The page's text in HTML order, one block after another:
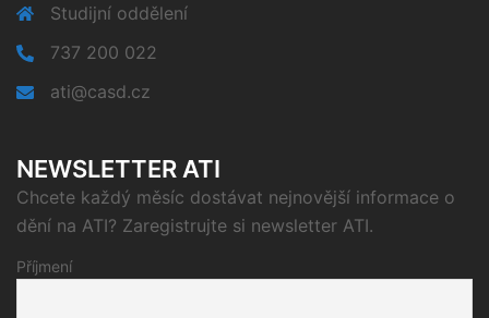
Studijní oddělení
737 200 022
ati@casd.cz
NEWSLETTER ATI
Chcete každý měsíc dostávat nejnovější informace o
dění na ATI? Zaregistrujte si newsletter ATI.
Příjmení